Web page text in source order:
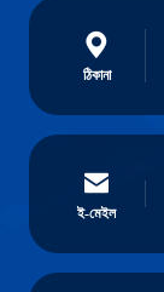
ঠিকানা
ই-মেইল